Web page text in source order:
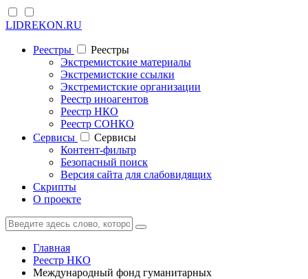
LIDREKON.RU
Реестры
Реестры
Экстремистские материалы
Экстремистские ссылки
Экстремистские организации
Реестр иноагентов
Реестр НКО
Реестр СОНКО
Cервисы
Cервисы
Контент-фильтр
Безопасный поиск
Версия сайта для слабовидящих
Скрипты
О проекте
Главная
Реестр НКО
Международный фонд гуманитарных